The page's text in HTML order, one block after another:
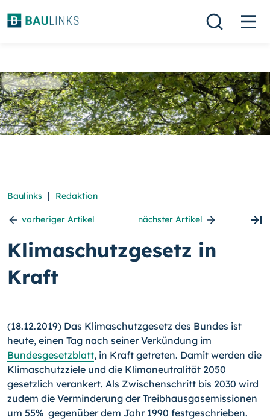
Baulinks | Redaktion
vorheriger Artikel nächster Artikel
Klimaschutzgesetz in
Kraft
(18.12.2019) Das Klimaschutzgesetz des Bundes ist
heute, einen Tag nach seiner Verkündung im
Bundesgesetzblatt, in Kraft getreten. Damit werden die
Klimaschutzziele und die Klimaneutralität 2050
gesetzlich verankert. Als Zwischenschritt bis 2030 wird
zudem die Verminderung der Treibhausgasemissionen
um 55% gegenüber dem Jahr 1990 festgeschrieben.